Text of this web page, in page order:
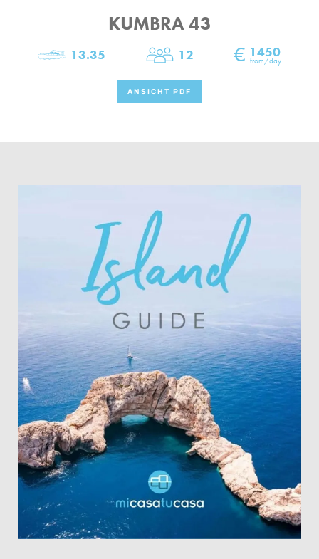
KUMBRA 43
Länge 13.35 Kapazität
12 € 1450
from/day
ANSICHT PDF